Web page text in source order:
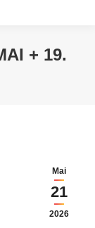
+ 19.
Mai
21
2026